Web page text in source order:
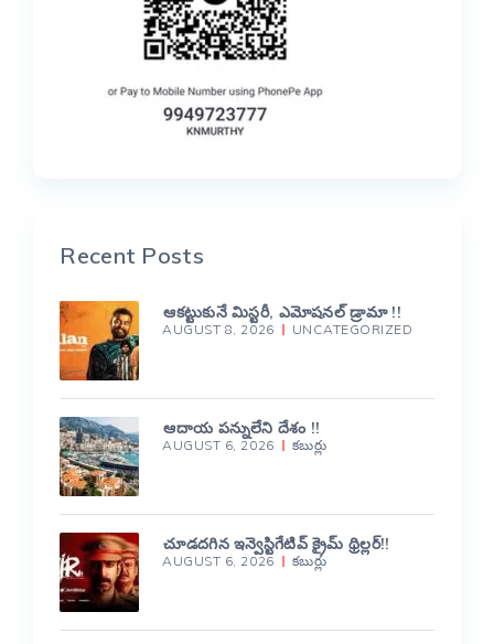
Recent Posts
ఆకట్టుకునే మిస్టరీ, ఎమోషనల్ డ్రామా !!
AUGUST 8, 2026 UNCATEGORIZED
ఆదాయ పన్నులేని దేశం !!
AUGUST 6, 2026 కబుర్లు
చూడదగిన ఇన్వెస్టిగేటివ్ క్రైమ్ థ్రిల్లర్!!
AUGUST 6, 2026 కబుర్లు